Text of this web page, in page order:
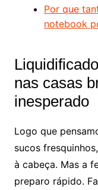
Por que
notebook
nas casas
inesperado
Logo que
sucos
à cabeça. Mas a
preparo rápido.